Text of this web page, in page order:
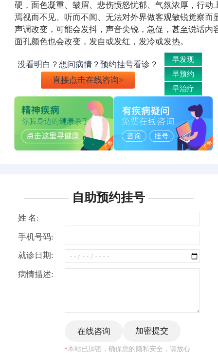
硬，面色凝重、皱眉、悲伤愤怒忧郁、气氛浓厚，行动
焉视而不见、听而不闻、无法对外界做客观敏锐觉察而
声调改变，可能会发抖，声音尖锐，急促，甚至说话内
面孔颜色也会改变，发自或发红，发冷或发热。
没看明白？想问病情？预约挂号看诊？
直接点击在线咨询>
早发现
早预约
早治疗
自助预约挂号
姓 名:
手机号码:
就诊日期:
病情描述:
*本站已加密，确保您的隐私安全，请放心